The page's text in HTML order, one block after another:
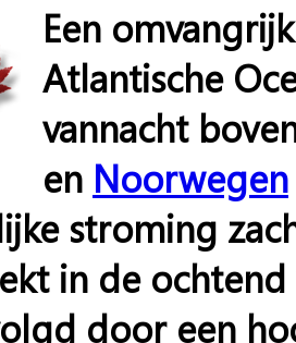
Een
Atlantische
vannacht
en Noorwegen
stroming
in de
door een